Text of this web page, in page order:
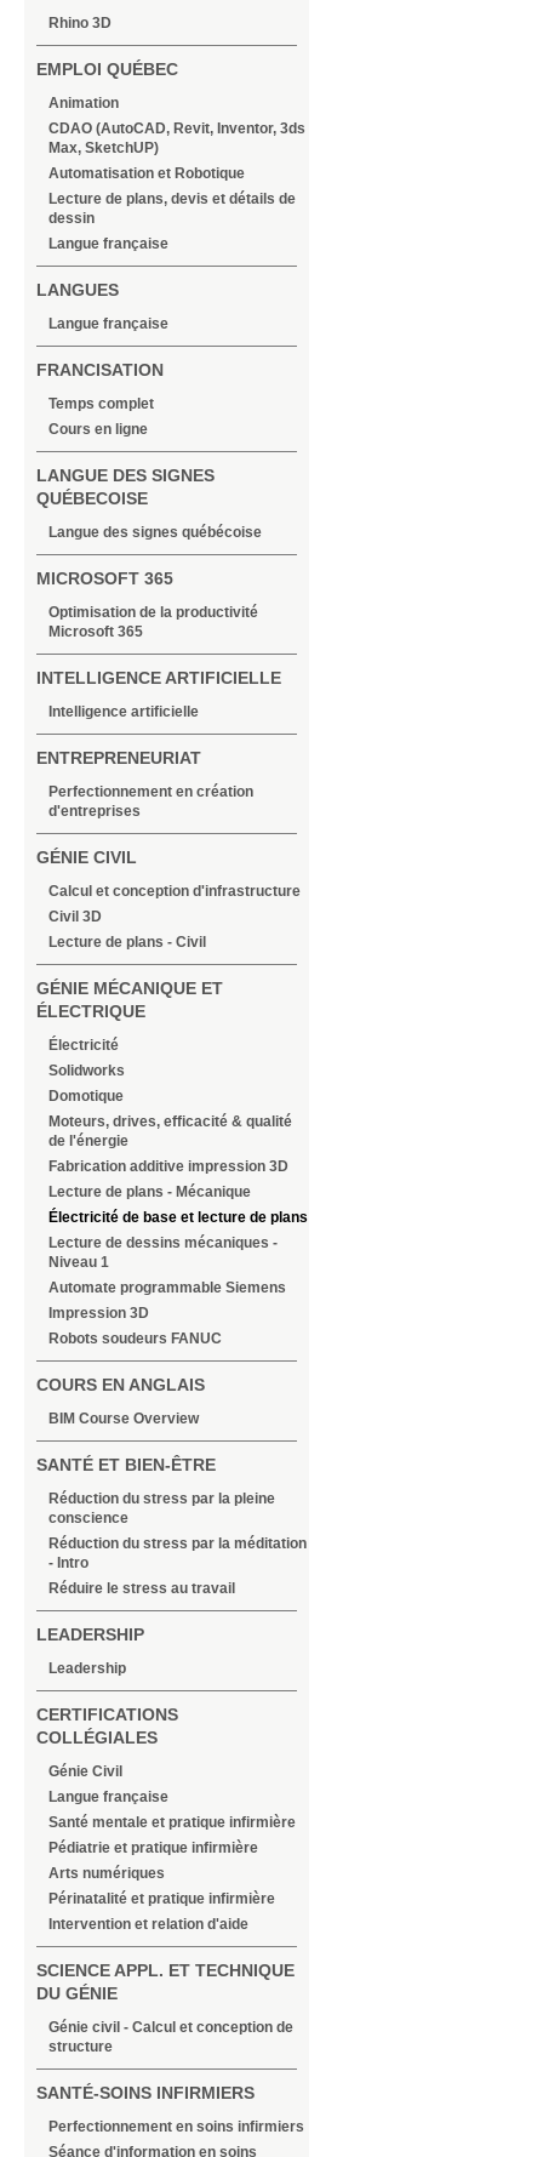
Rhino 3D
EMPLOI QUÉBEC
Animation
CDAO (AutoCAD, Revit, Inventor, 3ds
Max, SketchUP)
Automatisation et Robotique
Lecture de plans, devis et détails de
dessin
Langue française
LANGUES
Langue française
FRANCISATION
Temps complet
Cours en ligne
LANGUE DES SIGNES
QUÉBECOISE
Langue des signes québécoise
MICROSOFT 365
Optimisation de la productivité
Microsoft 365
INTELLIGENCE ARTIFICIELLE
Intelligence artificielle
ENTREPRENEURIAT
Perfectionnement en création
d'entreprises
GÉNIE CIVIL
Calcul et conception d'infrastructure
Civil 3D
Lecture de plans - Civil
GÉNIE MÉCANIQUE ET
ÉLECTRIQUE
Électricité
Solidworks
Domotique
Moteurs, drives, efficacité & qualité
de l'énergie
Fabrication additive impression 3D
Lecture de plans - Mécanique
Électricité de base et lecture de plans
Lecture de dessins mécaniques -
Niveau 1
Automate programmable Siemens
Impression 3D
Robots soudeurs FANUC
COURS EN ANGLAIS
BIM Course Overview
SANTÉ ET BIEN-ÊTRE
Réduction du stress par la pleine
conscience
Réduction du stress par la méditation
- Intro
Réduire le stress au travail
LEADERSHIP
Leadership
CERTIFICATIONS
COLLÉGIALES
Génie Civil
Langue française
Santé mentale et pratique infirmière
Pédiatrie et pratique infirmière
Arts numériques
Périnatalité et pratique infirmière
Intervention et relation d'aide
SCIENCE APPL. ET TECHNIQUE
DU GÉNIE
Génie civil - Calcul et conception de
structure
SANTÉ-SOINS INFIRMIERS
Perfectionnement en soins infirmiers
Séance d'information en soins